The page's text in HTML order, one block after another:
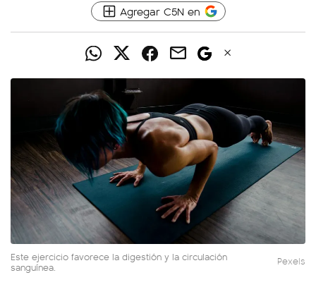
Agregar C5N en
Este ejercicio favorece la digestión y la circulación
sanguínea. Pexels